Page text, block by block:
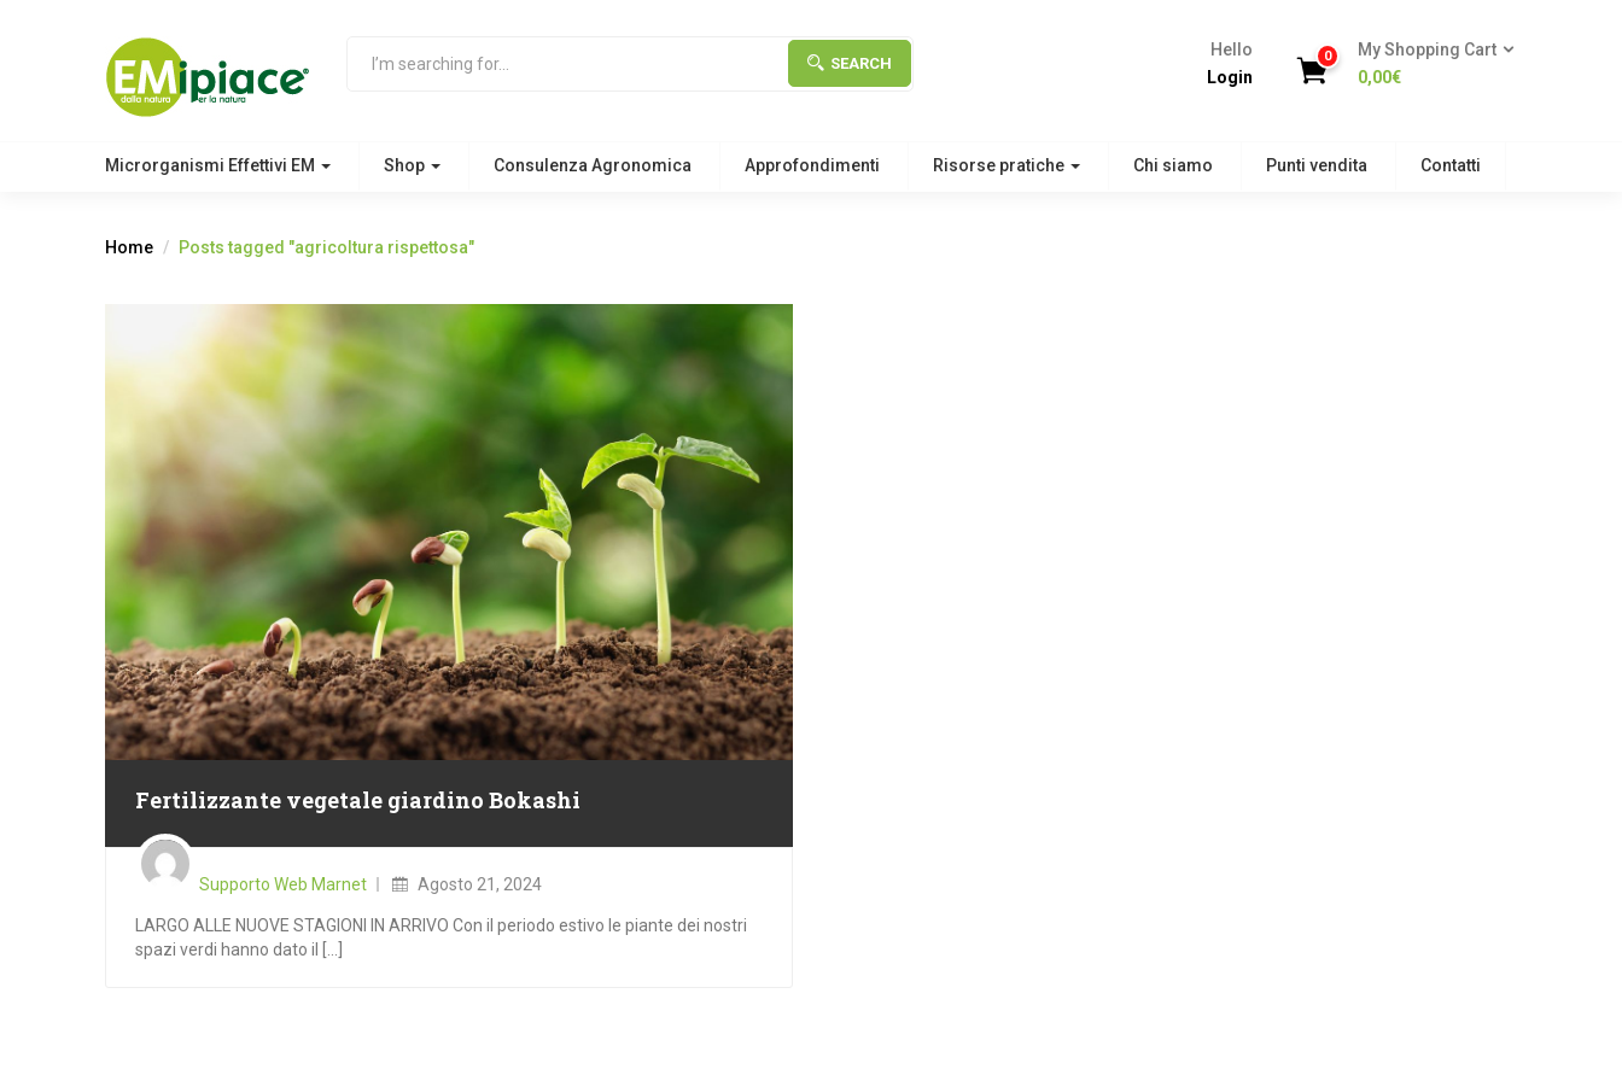
SEARCH
Hello
Login
0
My Shopping Cart
0,00€
Microrganismi Effettivi EM Shop Consulenza Agronomica Approfondimenti Risorse pratiche Chi siamo Punti vendita Contatti
Home Posts tagged "agricoltura rispettosa"
Fertilizzante vegetale giardino Bokashi
Supporto Web Marnet
Posted
Agosto 21, 2024
LARGO ALLE NUOVE STAGIONI IN ARRIVO Con il periodo estivo le piante dei nostri
spazi verdi hanno dato il [...]